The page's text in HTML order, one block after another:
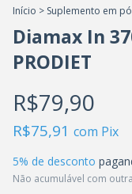
Início > Suplemento em pó
Diamax In
PRODIET
R$79,90
R$75,91 com Pix
5% de desconto
Não acumulável com